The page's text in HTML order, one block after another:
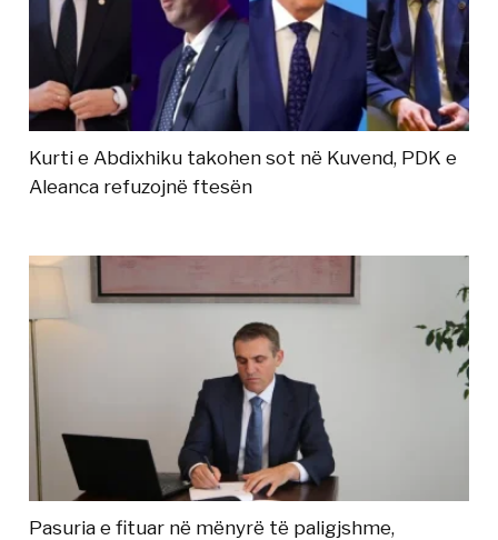
Kurti e Abdixhiku takohen sot në Kuvend, PDK e
Aleanca refuzojnë ftesën
Pasuria e fituar në mënyrë të paligjshme,